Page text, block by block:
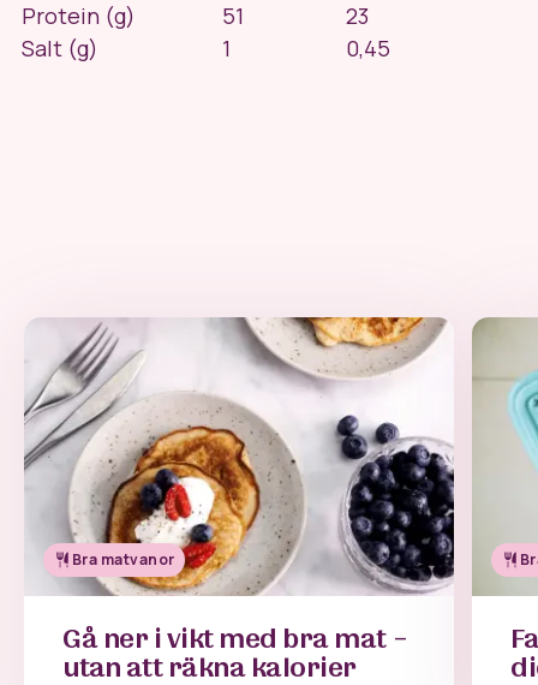
Protein (g)
51
23
Salt (g)
1 0,45
Bra matvanor
Gå ner i vikt med bra mat –
utan att räkna kalorier